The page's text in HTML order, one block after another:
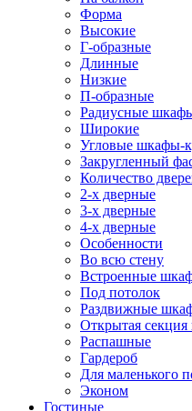
Форма
Высокие
Г-образные
Длинные
Низкие
П-образные
Радиусные
Широкие
Угловые шкафы-
Закругленный
Количество
2-х дверные
3-х дверные
4-х дверные
Особенности
Во всю стену
Встроенные
Под потолок
Раздвижные
Открытая секция
Распашные
Гардероб
Для маленького
Эконом
Гостиные